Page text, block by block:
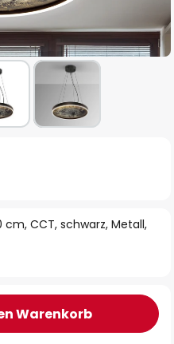
CCT, schwarz, Metall,
Warenkorb